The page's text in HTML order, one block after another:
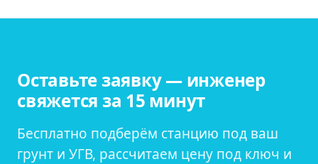
Оставьте заявку — инженер
свяжется за 15 минут
Бесплатно подберём станцию под ваш
грунт и УГВ, рассчитаем цену под ключ и